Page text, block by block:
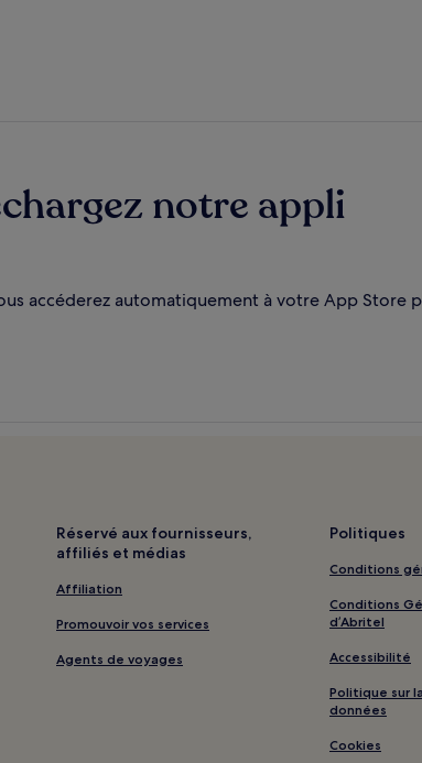
notre appli
accéderez automatiquement à votre App Store
Réservé aux fournisseurs,
affiliés et médias
Affiliation
Promouvoir vos services
Agents de voyages
Politiques
Conditions
Conditions
d’Abritel
Accessibilité
Politique sur
données
Cookies